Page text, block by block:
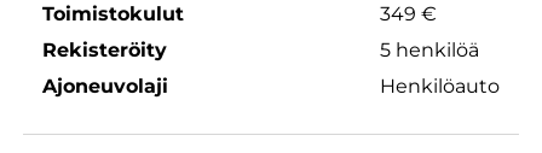
Toimistokulut
349 €
Rekisteröity
5 henkilöä
Ajoneuvolaji
Henkilöauto